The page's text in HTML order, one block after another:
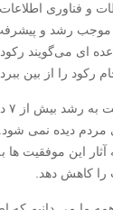
و فناوری اطلاعات
موجب رشد و
ای می‌گویند رکود
رکود را از بین ببرد.
مردم دیده نمی
آثار این موفقیت
کاهش دهد.